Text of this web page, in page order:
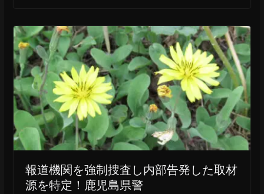
報道機関を強制捜査し内部告発した取材
源を特定！鹿児島県警